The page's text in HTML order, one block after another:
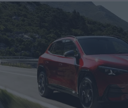
pitch inusualmente
tener sentido una vez
ocurre dentro.